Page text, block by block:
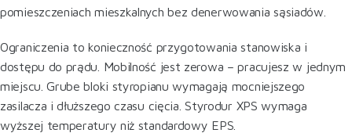
pomieszczeniach mieszkalnych bez denerwowania sąsiadów.
Ograniczenia to konieczność przygotowania stanowiska i
dostępu do prądu. Mobilność jest zerowa – pracujesz w jednym
miejscu. Grube bloki styropianu wymagają mocniejszego
zasilacza i dłuższego czasu cięcia. Styrodur XPS wymaga
wyższej temperatury niż standardowy EPS.